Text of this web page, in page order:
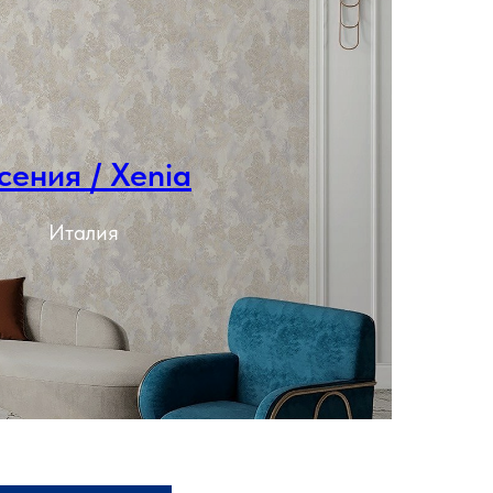
/ Xenia
Италия
Подробнее